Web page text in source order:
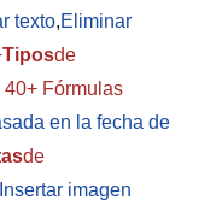
texto,Eliminar
Tiposde
40+ Fórmulas
en la fecha de
de
Insertar imagen